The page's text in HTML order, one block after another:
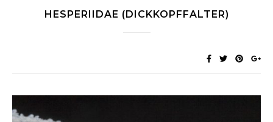
HESPERIIDAE (DICKKOPFFALTER)